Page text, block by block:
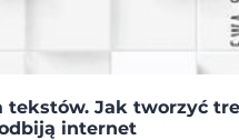
tekstów. Jak tworzyć
internet